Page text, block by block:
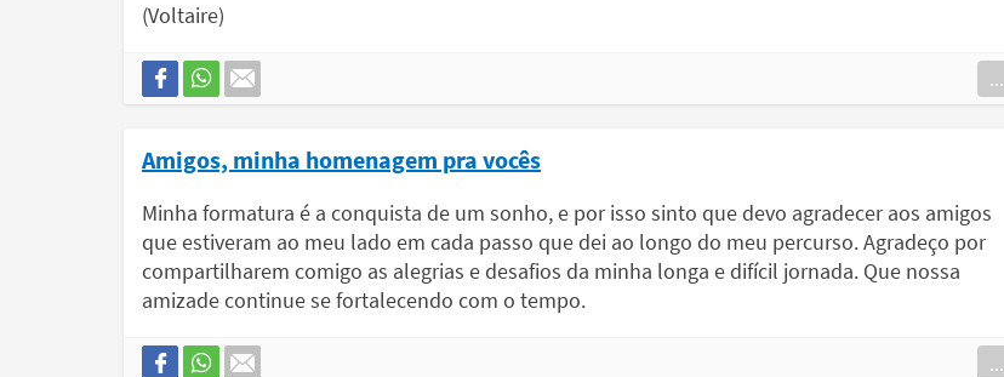
(Voltaire)
...
Amigos, minha homenagem pra vocês
Minha formatura é a conquista de um sonho, e por isso sinto que devo agradecer aos amigos
que estiveram ao meu lado em cada passo que dei ao longo do meu percurso. Agradeço por
compartilharem comigo as alegrias e desafios da minha longa e difícil jornada. Que nossa
amizade continue se fortalecendo com o tempo.
...